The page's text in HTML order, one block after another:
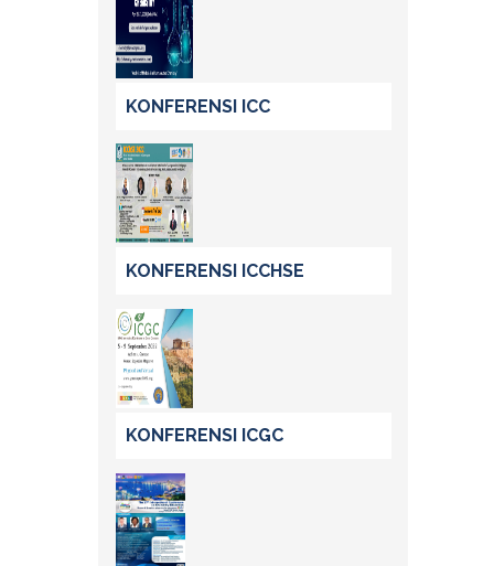
KONFERENSI ICC
KONFERENSI ICCHSE
KONFERENSI ICGC